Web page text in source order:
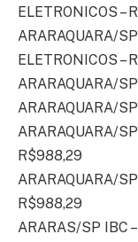
ELETRONICOS –
ARARAQUARA/
ELETRONICOS –
ARARAQUARA/
ARARAQUARA/
ARARAQUARA/
R$988,29
ARARAQUARA/
R$988,29
ARARAS/SP IBC